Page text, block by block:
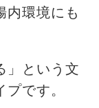
内環境にも
」という文
です。